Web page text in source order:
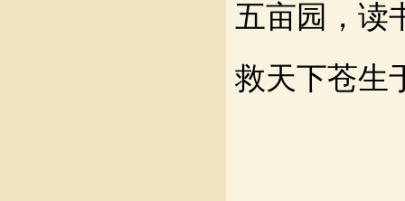
五亩园，读
救天下苍生